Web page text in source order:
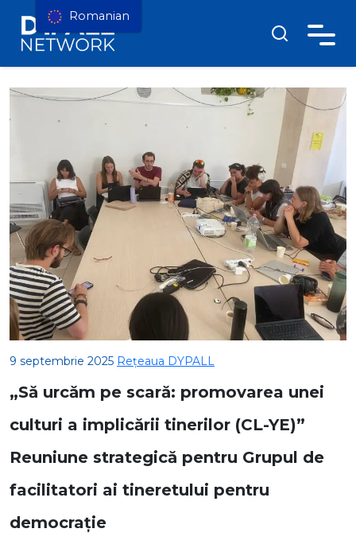
9 septembrie 2025 Rețeaua DYPALL
„Să urcăm pe scară: promovarea unei
culturi a implicării tinerilor (CL-YE)”
Reuniune strategică pentru Grupul de
facilitatori ai tineretului pentru
democrație
Romanian